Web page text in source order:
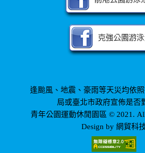
逢颱風、地震、豪雨等天災均依
局或臺北市政府宣佈是否
青年公園運動休閒園區 © 2021.
Design by 網貿科